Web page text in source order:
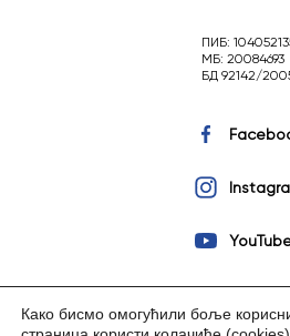
ПИБ:
МБ: 20084693
БД 92142/
Како бисмо омогућили боље